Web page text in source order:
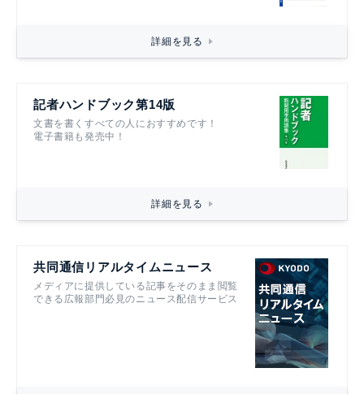
詳細を見る
記者ハンドブック第14版
文書を書くすべての人におすすめです！
電子書籍も発売中！
詳細を見る
共同通信リアルタイムニュース
メディアに提供している記事をそのまま閲覧
できる広報部門必見のニュース配信サービス